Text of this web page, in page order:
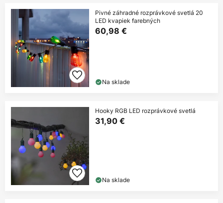
Pivné záhradné rozprávkové svetlá 20
LED kvapiek farebných
60,98 €
Na sklade
Hooky RGB LED rozprávkové svetlá
31,90 €
Na sklade